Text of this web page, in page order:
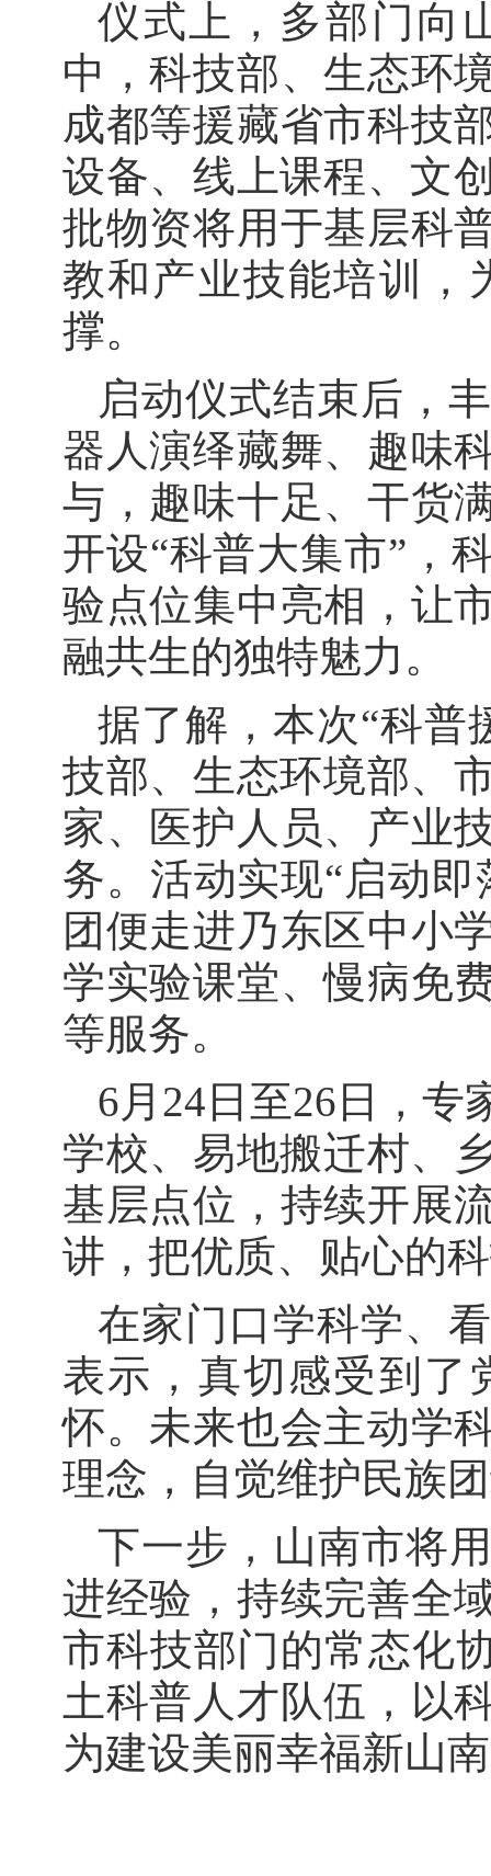
仪式上，多部门向
中，科技部、生态环
成都等援藏省市科技
设备、线上课程、文
批物资将用于基层科
教和产业技能培训，
撑。
启动仪式结束后，
器人演绎藏舞、趣味
与，趣味十足、干货
开设“科普大集市”，
验点位集中亮相，让
融共生的独特魅力。
据了解，本次“科普
技部、生态环境部、
家、医护人员、产业
务。活动实现“启动
团便走进乃东区中小
学实验课堂、慢病免
等服务。
6月24日至26日，专
学校、易地搬迁村、
基层点位，持续开展
讲，把优质、贴心的
在家门口学科学、
表示，真切感受到了
怀。未来也会主动学
理念，自觉维护民族
下一步，山南市将
进经验，持续完善全
市科技部门的常态化
土科普人才队伍，以
为建设美丽幸福新山